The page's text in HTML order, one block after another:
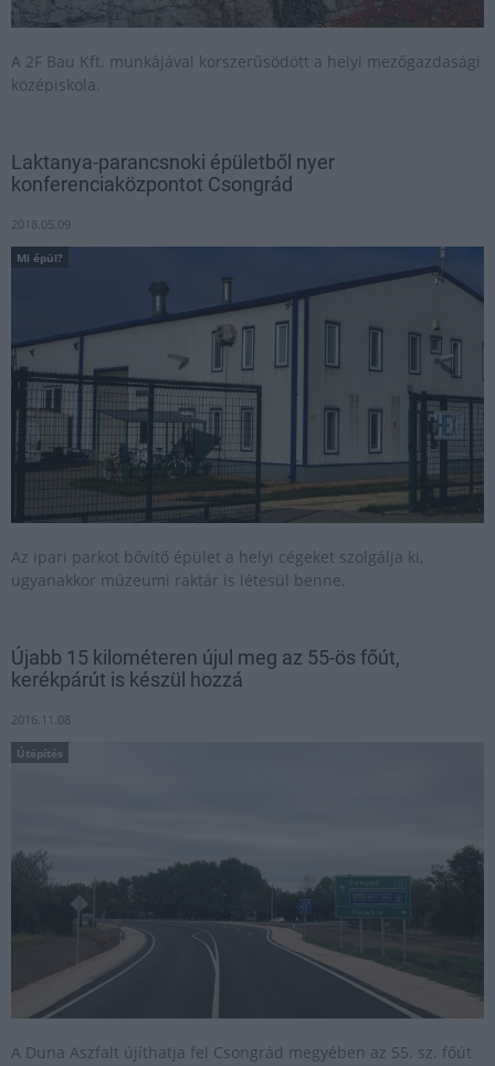
A 2F Bau Kft. munkájával korszerűsödött a helyi mezőgazdasági
középiskola.
Laktanya-parancsnoki épületből nyer
konferenciaközpontot Csongrád
2018.05.09
Mi épül?
Az ipari parkot bővítő épület a helyi cégeket szolgálja ki,
ugyanakkor múzeumi raktár is létesül benne.
Újabb 15 kilométeren újul meg az 55-ös főút,
kerékpárút is készül hozzá
2016.11.08
Útépítés
A Duna Aszfalt újíthatja fel Csongrád megyében az 55. sz. főút